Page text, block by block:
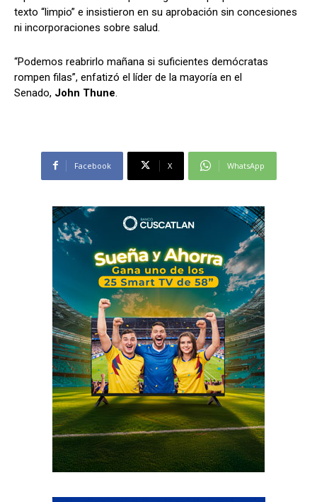
texto “limpio” e insistieron en su aprobación sin concesiones
ni incorporaciones sobre salud.
“Podemos reabrirlo mañana si suficientes demócratas
rompen filas”, enfatizó el líder de la mayoría en el
Senado, John Thune
Facebook X WhatsApp